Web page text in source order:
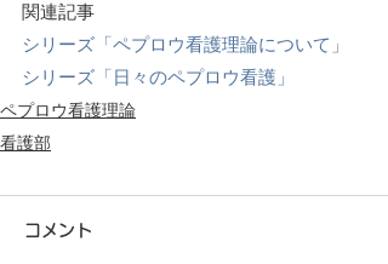
関連記事
シリーズ「ペプロウ看護理論について」
シリーズ「日々のペプロウ看護」
ペプロウ看護理論
看護部
コメント